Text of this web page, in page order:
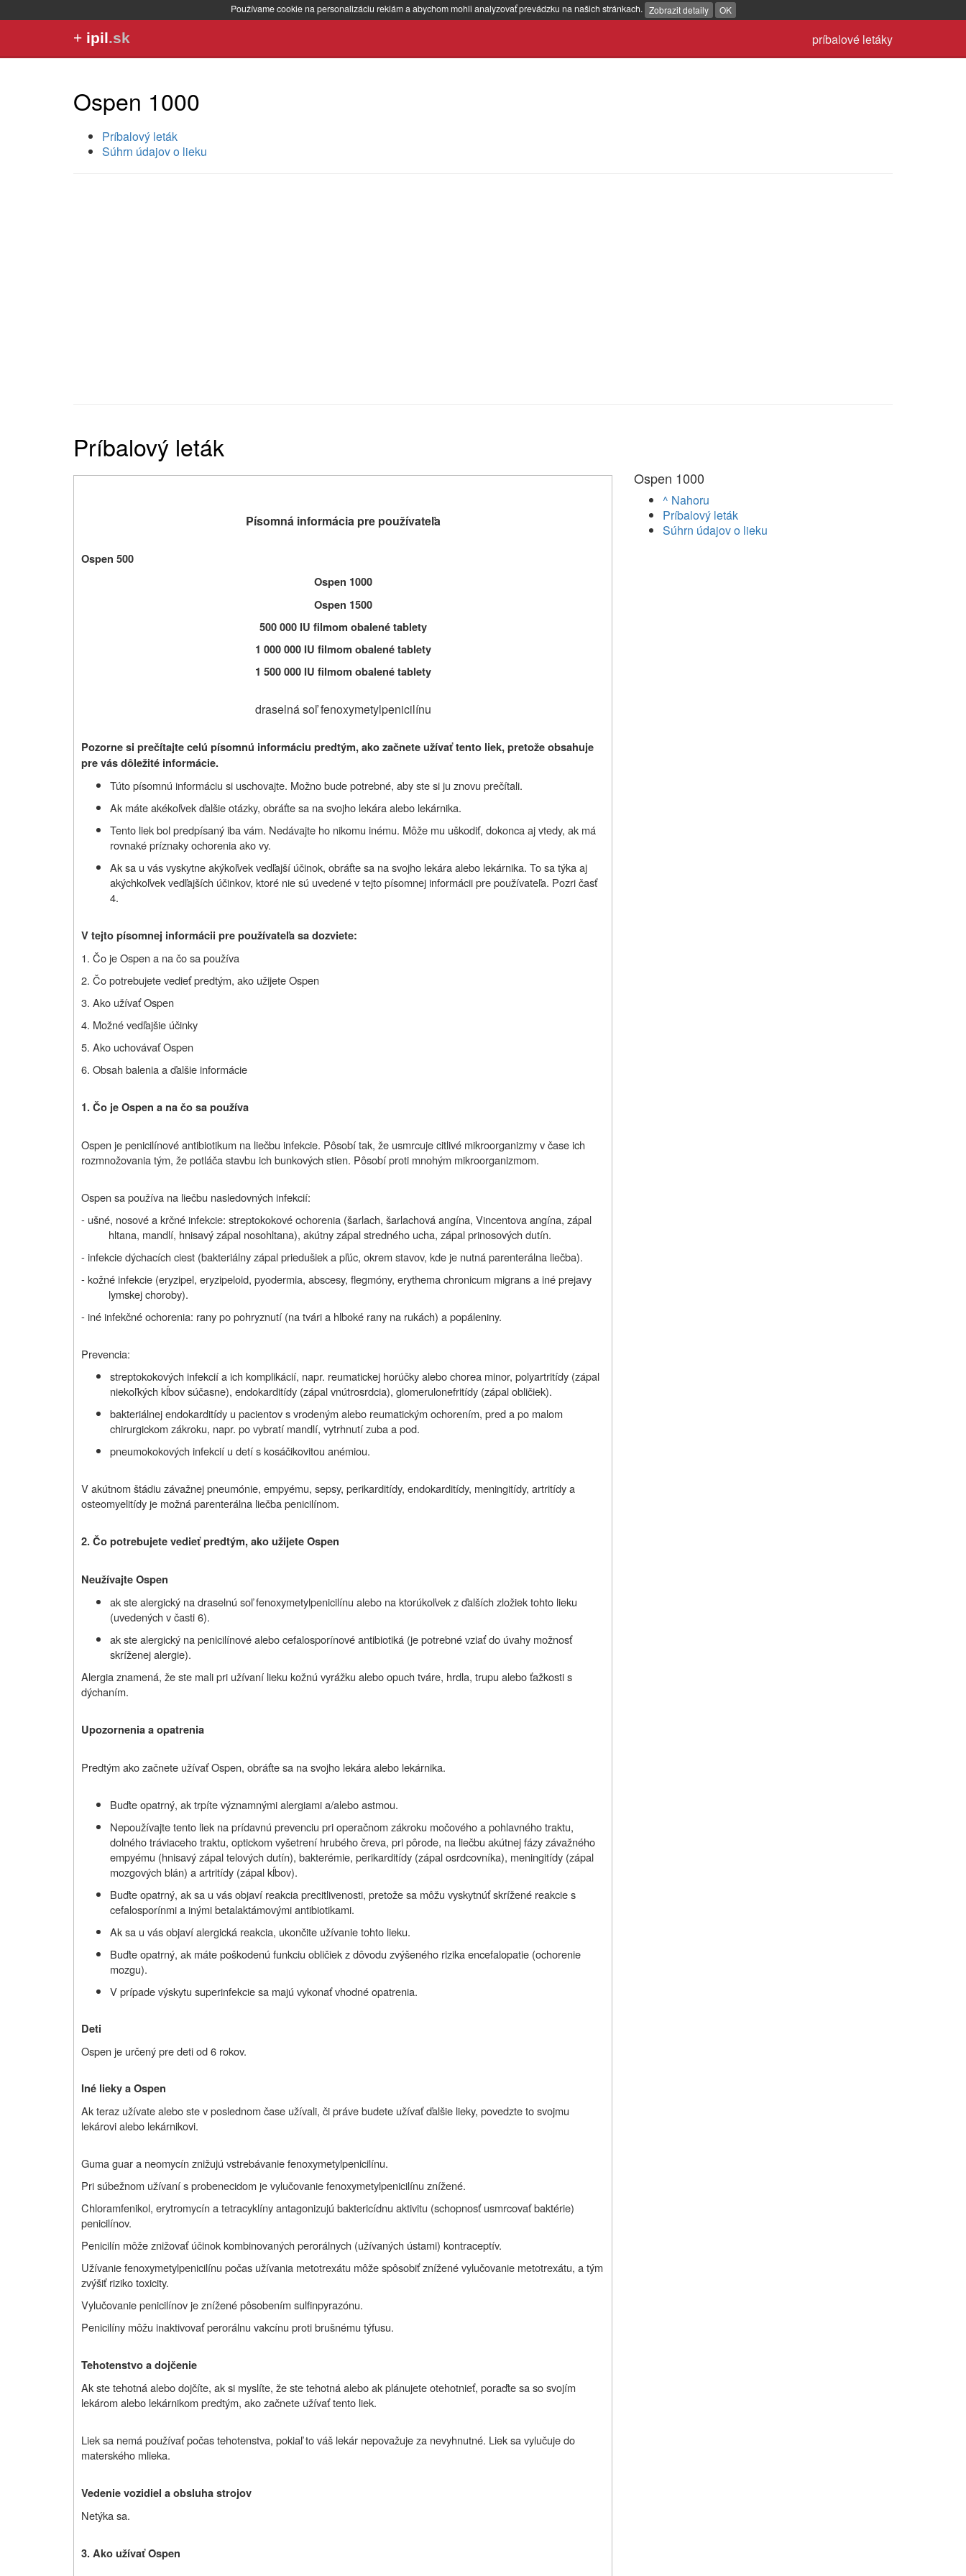
Používame cookie na personalizáciu reklám a abychom mohli analyzovať prevádzku na našich stránkach. Zobrazit detaily OK
príbalové letáky
+ ipil.sk
Ospen 1000
Príbalový leták
Súhrn údajov o lieku
Príbalový leták
Písomná informácia pre používateľa
Ospen 500
Ospen 1000
Ospen 1500
500 000 IU filmom obalené tablety
1 000 000 IU filmom obalené tablety
1 500 000 IU filmom obalené tablety
draselná soľ fenoxymetylpenicilínu
Pozorne si prečítajte celú písomnú informáciu predtým, ako začnete užívaťtento liek, pretože obsahuje
pre vás dôležité informácie.
Túto písomnú informáciu si uschovajte. Možno bude potrebné, aby ste si ju znovu prečítali.
Ak máte akékoľvek ďalšie otázky, obráťte sa na svojho lekára alebo lekárnika.
Tento liek bol predpísaný iba vám. Nedávajte ho nikomu inému. Môže mu uškodiť, dokonca aj vtedy, ak má
rovnaké príznaky ochorenia ako vy.
Ak sa u vás vyskytne akýkoľvek vedľajší účinok, obráťte sa na svojho lekára alebo lekárnika. To sa týka aj
akýchkoľvek vedľajších účinkov, ktoré nie sú uvedené v tejto písomnej informácii pre používateľa. Pozri časť
4.
V tejto písomnej informácii pre používateľa sa dozviete:
1. Čo je Ospen a na čo sa používa
2. Čo potrebujete vedieť predtým, ako užijete Ospen
3. Ako užívať Ospen
4. Možné vedľajšie účinky
5. Ako uchovávať Ospen
6. Obsah balenia a ďalšie informácie
1. Čo je Ospen a na čo sa používa
Ospen je penicilínové antibiotikum na liečbu infekcie. Pôsobí tak, že usmrcuje citlivé mikroorganizmy v čase ich
rozmnožovania tým, že potláča stavbu ich bunkových stien. Pôsobí proti mnohým mikroorganizmom.
Ospen sa používa na liečbu nasledovných infekcií:
- ušné, nosové a krčné infekcie: streptokokové ochorenia (šarlach, šarlachová angína, Vincentova angína, zápal
hltana, mandlí, hnisavý zápal nosohltana), akútny zápal stredného ucha, zápal prinosových dutín.
- infekcie dýchacích ciest (bakteriálny zápal priedušiek a pľúc, okrem stavov, kde je nutná parenterálna liečba).
- kožné infekcie (eryzipel, eryzipeloid, pyodermia, abscesy, flegmóny, erythema chronicum migrans a iné prejavy
lymskej choroby).
- iné infekčné ochorenia: rany po pohryznutí (na tvári a hlboké rany na rukách) a popáleniny.
Prevencia:
streptokokových infekcií a ich komplikácií, napr. reumatickej horúčky alebo chorea minor, polyartritídy (zápal
niekoľkých kĺbov súčasne), endokarditídy (zápal vnútrosrdcia), glomerulonefritídy (zápal obličiek).
bakteriálnej endokarditídy u pacientov s vrodeným alebo reumatickým ochorením, pred a po malom
chirurgickom zákroku, napr. po vybratí mandlí, vytrhnutí zuba a pod.
pneumokokových infekcií u detí s kosáčikovitou anémiou.
V akútnom štádiu závažnej pneumónie, empyému, sepsy, perikarditídy, endokarditídy, meningitídy, artritídy a
osteomyelitídy je možná parenterálna liečba penicilínom.
2. Čo potrebujete vedieť predtým, ako užijete Ospen
Neužívajte Ospen
ak ste alergický na draselnú soľ fenoxymetylpenicilínu alebo na ktorúkoľvek z ďalších zložiek tohto lieku
(uvedených v časti 6).
ak ste alergický na penicilínové alebo cefalosporínové antibiotiká (je potrebné vziať do úvahy možnosť
skríženej alergie).
Alergia znamená, že ste mali pri užívaní lieku kožnú vyrážku alebo opuch tváre, hrdla, trupu alebo ťažkosti s
dýchaním.
Upozornenia a opatrenia
Predtým ako začnete užívať Ospen, obráťte sa na svojho lekára alebo lekárnika.
Buďte opatrný, ak trpíte významnými alergiami a/alebo astmou.
Nepoužívajte tento liek na prídavnú prevenciu pri operačnom zákroku močového a pohlavného traktu,
dolného tráviaceho traktu, optickom vyšetrení hrubého čreva, pri pôrode, na liečbu akútnej fázy závažného
empyému (hnisavý zápal telových dutín), bakterémie, perikarditídy (zápal osrdcovníka), meningitídy (zápal
mozgových blán) a artritídy (zápal kĺbov).
Buďte opatrný, ak sa u vás objaví reakcia precitlivenosti, pretože sa môžu vyskytnúť skrížené reakcie s
cefalosporínmi a inými betalaktámovými antibiotikami.
Ak sa u vás objaví alergická reakcia, ukončite užívanie tohto lieku.
Buďte opatrný, ak máte poškodenú funkciu obličiek z dôvodu zvýšeného rizika encefalopatie (ochorenie
mozgu).
V prípade výskytu superinfekcie sa majú vykonať vhodné opatrenia.
Deti
Ospen je určený pre deti od 6 rokov.
Iné lieky a Ospen
Ak teraz užívate alebo ste v poslednom čase užívali, či práve budete užívať ďalšie lieky, povedzte to svojmu
lekárovi alebo lekárnikovi.
Guma guar a neomycín znižujú vstrebávanie fenoxymetylpenicilínu.
Pri súbežnom užívaní s probenecidom je vylučovanie fenoxymetylpenicilínu znížené.
Chloramfenikol, erytromycín a tetracyklíny antagonizujú baktericídnu aktivitu (schopnosť usmrcovať baktérie)
penicilínov.
Penicilín môže znižovať účinok kombinovaných perorálnych (užívaných ústami) kontraceptív.
Užívanie fenoxymetylpenicilínu počas užívania metotrexátu môže spôsobiť znížené vylučovanie metotrexátu, a tým
zvýšiť riziko toxicity.
Vylučovanie penicilínov je znížené pôsobením sulfinpyrazónu.
Penicilíny môžu inaktivovať perorálnu vakcínu proti brušnému týfusu.
Tehotenstvo a dojčenie
Ak ste tehotná alebo dojčíte, ak si myslíte, že ste tehotná alebo ak plánujete otehotnieť, poraďte sa so svojím
lekárom alebo lekárnikom predtým, ako začnete užívať tento liek.
Liek sa nemá používať počas tehotenstva, pokiaľ to váš lekár nepovažuje za nevyhnutné. Liek sa vylučuje do
materského mlieka.
Vedenie vozidiel a obsluha strojov
Netýka sa.
3. Ako užívať Ospen
Ospen 1000
^ Nahoru
Príbalový leták
Súhrn údajov o lieku